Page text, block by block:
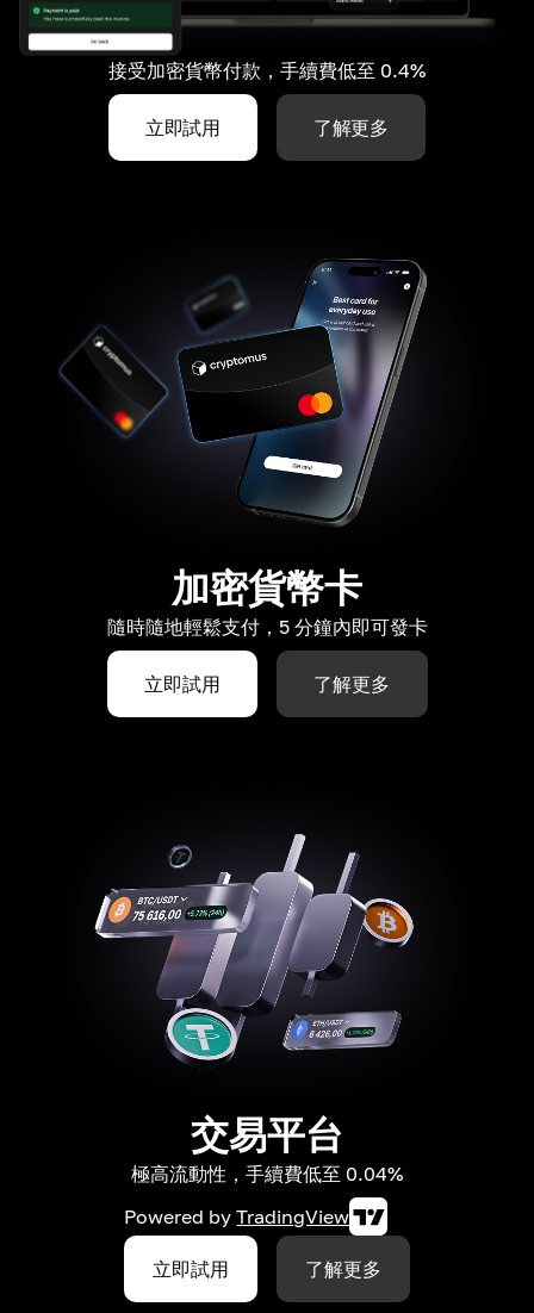
接受加密貨幣付款，手續費低至 0.4%
立即試用 了解更多
加密貨幣卡
隨時隨地輕鬆支付，5 分鐘內即可發卡
立即試用 了解更多
交易平台
極高流動性，手續費低至 0.04%
Powered by TradingView
立即試用 了解更多